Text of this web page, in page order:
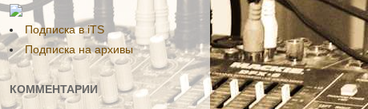
Подписка в iTS
Подписка на архивы
КОММЕНТАРИИ